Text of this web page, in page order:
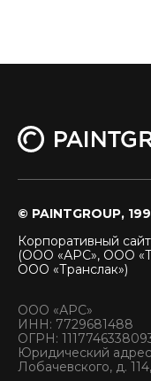
© PAINTGROUP,
Корпоративный
(ООО «АРС», ООО
ООО «Транслак»)
ООО «АРС»
ИНН: 7729681488
ОГРН:
Юридический адрес:
Лобачевского, д.